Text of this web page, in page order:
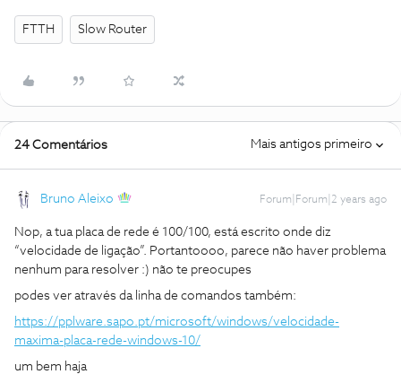
FTTH Slow Router
24 Comentários Mais antigos primeiro
Bruno Aleixo Forum|Forum|2 years ago
Nop, a tua placa de rede é 100/100, está escrito onde diz
“velocidade de ligação”. Portantoooo, parece não haver problema
nenhum para resolver :) não te preocupes
podes ver através da linha de comandos também:
https://pplware.sapo.pt/microsoft/windows/velocidade-
maxima-placa-rede-windows-10/
um bem haja